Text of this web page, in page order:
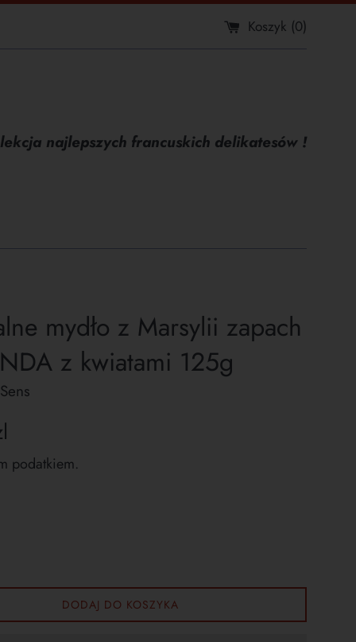
Koszyk (0)
najlepszych francuskich delikatesów !
mydło z Marsylii zapach
z kwiatami 125g
podatkiem.
DODAJ DO KOSZYKA